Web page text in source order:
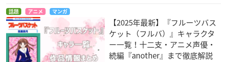
話題 アニメ マンガ
【2025年最新】『フルーツバス
ケット（フルバ）』キャラクタ
ー一覧！十二支・アニメ声優・
続編『another』まで徹底解説